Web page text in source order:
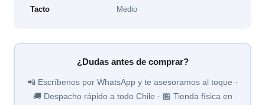
Tacto Medio
¿Dudas antes de comprar?
📲 Escríbenos por WhatsApp y te asesoramos al toque ·
🚚 Despacho rápido a todo Chile · 🏪 Tienda física en